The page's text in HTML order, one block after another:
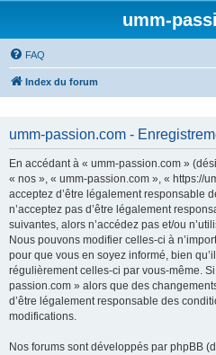
umm-
FAQ
Index du forum
umm-passion.com -
En accédant à « umm-passion.com »
« nos », « umm-passion.com », « https://
acceptez d’être légalement responsable
n’acceptez pas d’être légalement
suivantes, alors n’accédez pas et/ou
Nous pouvons modifier celles-ci à
pour que vous en soyez informé, bien
régulièrement celles-ci par vous-même.
passion.com » alors que des
d’être légalement responsable des
modifications.
Nos forums sont développés par phpBB